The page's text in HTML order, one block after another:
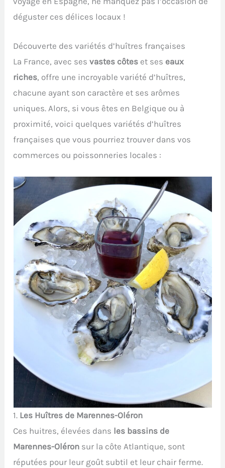
déguster ces délices locaux !
Découverte des variétés d’huîtres françaises
La France, avec sesvastes côtes et ses eaux
riches, offre une incroyable variété d’huîtres,
chacune ayant son caractère et ses arômes
uniques. Alors, si vous êtes en Belgique ou à
proximité, voici quelques variétés d’huîtres
françaises que vous pourriez trouver dans vos
commerces ou poissonneries locales :
1. Les Huîtres de Marennes-Oléron
Ces huitres, élevées dans les bassins de
Marennes-Oléron sur la côte Atlantique, sont
réputées pour leur goût subtil et leur chair ferme.